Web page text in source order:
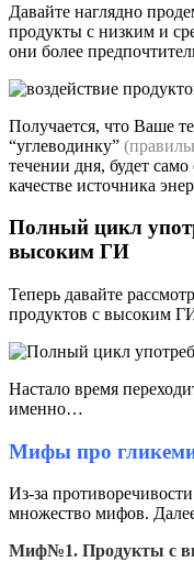
Давайте наглядно
продукты с низким и
они более
Получается, что Ваше
“углеводинку”
течении дня, будет
качестве источника
Полный цикл
высоким ГИ
Теперь давайте
продуктов с высоким
Настало время
именно…
Мифы про
Из-за
множество мифов.
Миф№1. Продукты с